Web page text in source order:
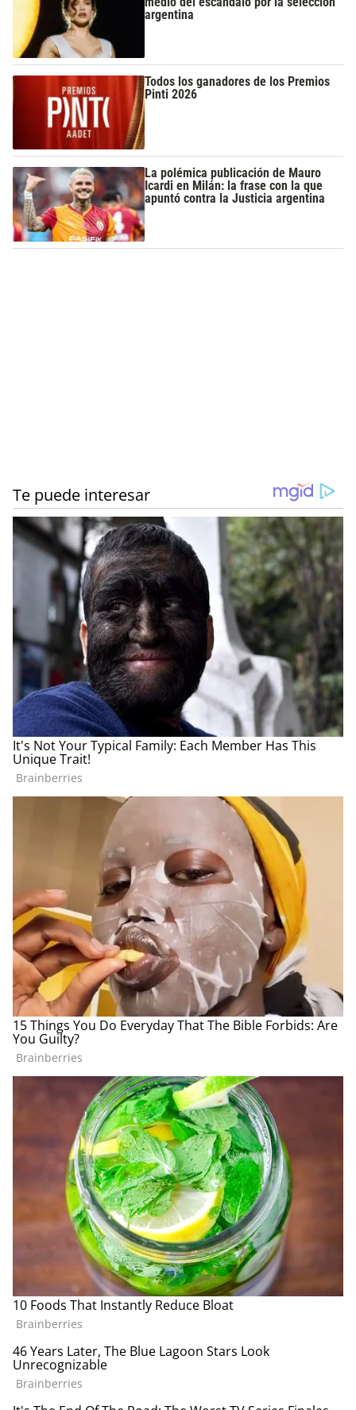
argentina
Todos los ganadores de los Premios
Pinti 2026
La polémica publicación de Mauro
Icardi en Milán: la frase con la que
apuntó contra la Justicia argentina